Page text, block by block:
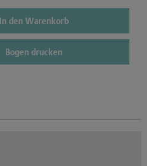
In den Warenkorb
Bogen drucken